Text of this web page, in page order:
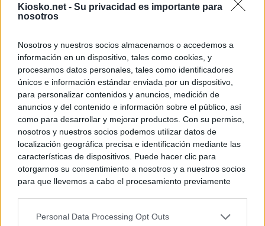
Kiosko.net - Su privacidad es importante para
nosotros
Nosotros y nuestros socios almacenamos o accedemos a
información en un dispositivo, tales como cookies, y
procesamos datos personales, tales como identificadores
únicos e información estándar enviada por un dispositivo,
para personalizar contenidos y anuncios, medición de
anuncios y del contenido e información sobre el público, así
como para desarrollar y mejorar productos. Con su permiso,
nosotros y nuestros socios podemos utilizar datos de
localización geográfica precisa e identificación mediante las
características de dispositivos. Puede hacer clic para
otorgarnos su consentimiento a nosotros y a nuestros socios
para que llevemos a cabo el procesamiento previamente
negar su consentimiento. Tenga en cuenta que algún
Personal Data Processing Opt Outs